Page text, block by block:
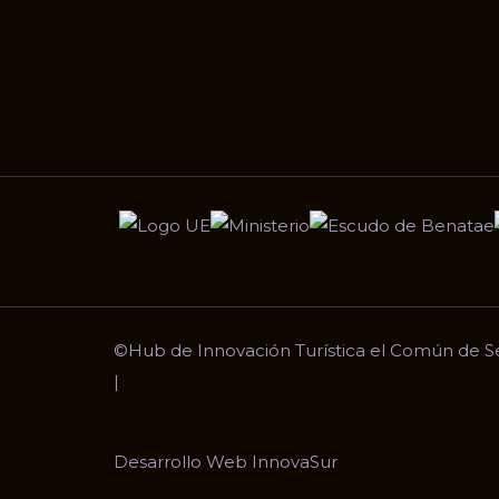
©Hub de Innovación Turística el Común de
|
Desarrollo Web InnovaSur